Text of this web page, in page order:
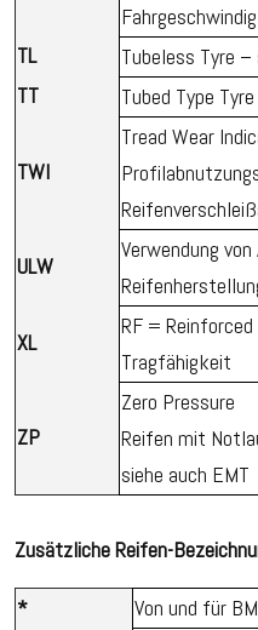
TL
Tubeless Tyre
TT
Tubed Type
TWI
Tread Wear
ULW
Verwendung
XL
RF =
Tragfähigkeit
ZP
Zero Pressure
Reifen mit
siehe auch EMT
Zusätzliche Reifen-
*
Von und für